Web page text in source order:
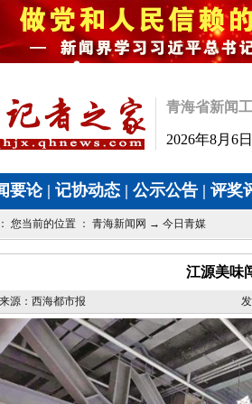
青海省新闻
2026年8月6
要论| 记协动态 | 公示公告 | 评奖
您当前的位置 ： 青海新闻网 → 今日青媒
江源美味
来源：西海都市报